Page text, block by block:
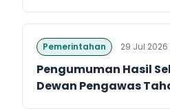
Pemerintahan 29 Jul 2026
Pengumuman Hasil
Dewan Pengawas